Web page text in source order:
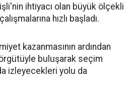
ihtiyacı olan büyük ölçekli
hızlı başladı.
kazanmasının ardından
örgütüyle buluşarak seçim
izleyecekleri yolu da